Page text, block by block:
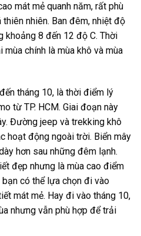
mát mẻ quanh năm, rất phù
nhiên. Ban đêm, nhiệt độ
khoảng 8 đến 12 độ C. Thời
chính là mùa khô và mùa
tháng 10, là thời điểm lý
từ TP. HCM. Giai đoạn này
Đường jeep và trekking khô
hoạt động ngoài trời. Biển mây
hơn sau những đêm lạnh.
đẹp nhưng là mùa cao điểm
có thể lựa chọn đi vào
mát mẻ. Hay đi vào tháng 10,
nhưng vẫn phù hợp để trải